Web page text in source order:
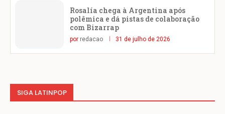
Rosalía chega à Argentina após
polêmica e dá pistas de colaboração
com Bizarrap
por redacao 31 de julho de 2026
SIGA LATINPOP